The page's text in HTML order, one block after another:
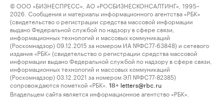
© ООО «БИЗНЕСПРЕСС», АО «РОСБИЗНЕСКОНСАЛТИНГ», 1995–
2026. Сообщения и материалы информационного агентства «РБК»
(свидетельство о регистрации средства массовой информации
выдано Федеральной службой по надзору в сфере связи,
информационных технологий и массовых коммуникаций
(Роскомнадзор) 09.12.2015 за номером ИА №ФС77-63848) и сетевого
издания «РБК» (свидетельство о регистрации средства массовой
информации выдано Федеральной службой по надзору в сфере связи,
информационных технологий и массовых коммуникаций
(Роскомнадзор) 03.12.2021 за номером ЭЛ №ФС77-82385)
сопровождаются пометкой «РБК».
18+ letters@rbc.ru
Владельцем сайта является информационное агентство «РБК».